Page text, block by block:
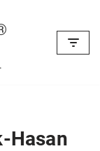
Hasan